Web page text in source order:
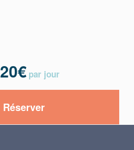
20€ par jour
Réserver